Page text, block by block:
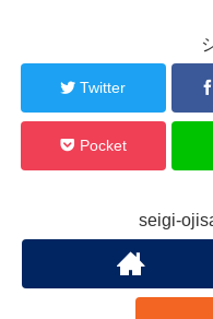
Twitter
Pocket
seigi-